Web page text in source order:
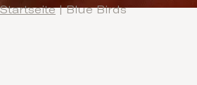
Startseite|Blue Birds